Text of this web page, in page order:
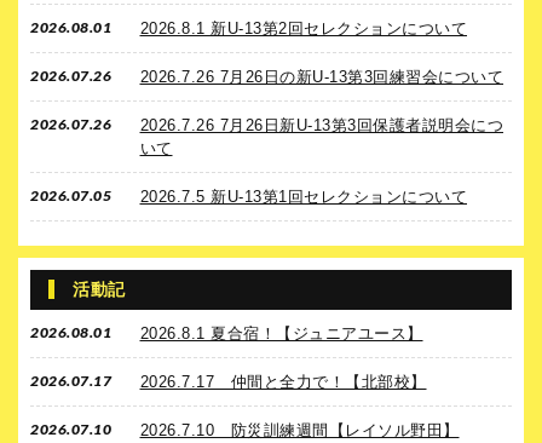
2026.08.01 2026.8.1 新U-13第2回セレクションについて
2026.07.26 2026.7.26 7月26日の新U-13第3回練習会について
2026.07.26
2026.7.26 7月26日新U-13第3回保護者説明会につ
いて
2026.07.05 2026.7.5 新U-13第1回セレクションについて
活動記
2026.08.01 2026.8.1 夏合宿！【ジュニアユース】
2026.07.17 2026.7.17 仲間と全力で！【北部校】
2026.07.10 2026.7.10 防災訓練週間【レイソル野田】